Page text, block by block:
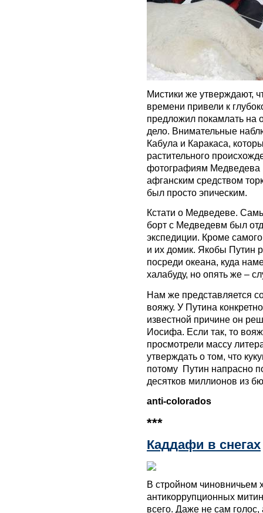
Мистики же утверждают,
времени привели к
предложил покамлать на
дело. Внимательные
Кабула и Каракаса,
растительного
фотографиям Медведева
афганским средством
был просто эпическим.
Кстати о Медведеве.
борт с Медведевм был
экспедиции. Кроме
и их домик. Якобы Путин
посреди океана, куда
халабуду, но опять же –
Нам же представляется
вояжу. У Путина
известной причине он
Иосифа. Если так, то
просмотрели массу
утверждать о том, что
потому Путин напрасно
десятков миллионов из
anti-colorados
***
Каддафи в снегах
В стройном чиновничьем
антикоррупционных
всего. Даже не сам